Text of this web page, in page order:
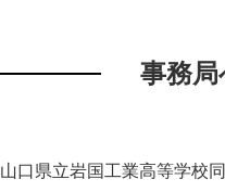
事務
山口県立岩国工業高等学校